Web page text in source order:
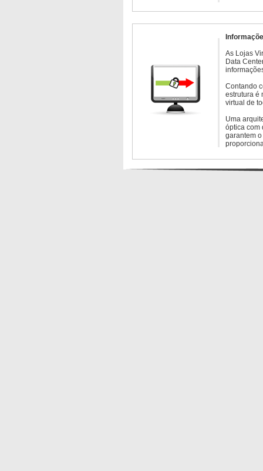
As Lojas
Data
Contando
estrutura é
virtual de
Uma
óptica com
garantem